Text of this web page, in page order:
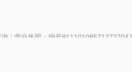
| 营业执照：编号91110108571272704J